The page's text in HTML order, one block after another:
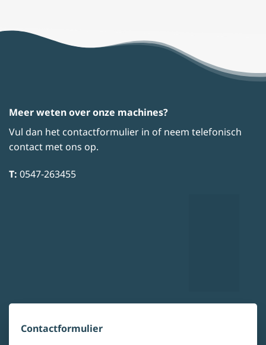
Meer weten over onze machines?
Vul dan het contactformulier in of neem telefonisch
contact met ons op.
T: 0547-263455
Contactformulier